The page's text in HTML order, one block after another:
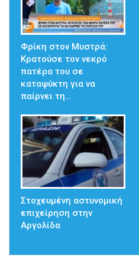
Φρίκη στον Μυστρά:
Κρατούσε τον νεκρό
πατέρα του σε
καταψύκτη για να
παίρνει τη…
Στοχευμένη αστυνομική
επιχείρηση στην
Αργολίδα